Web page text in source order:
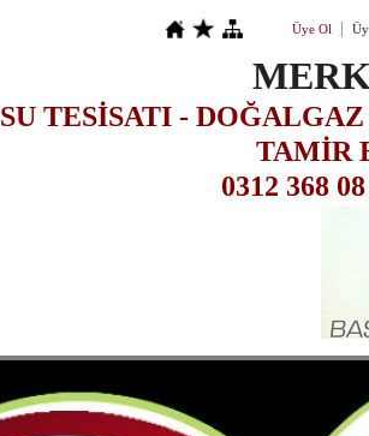
Üye Ol
SU TESİSATI -
TAMİR
0312 368